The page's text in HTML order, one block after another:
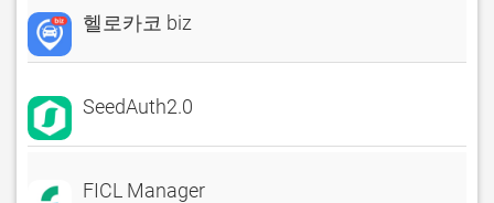
헬로카코 biz
SeedAuth2.0
FICL Manager